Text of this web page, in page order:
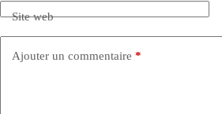
Site web
Ajouter un commentaire *